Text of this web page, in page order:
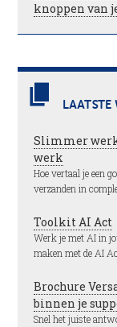
knoppen van
LAATSTE
Slimmer
werk
Hoe vertaal je een
verzanden in
Toolkit AI Act
Werk je met AI in
maken met de AI
Brochure
binnen je
Snel het juiste